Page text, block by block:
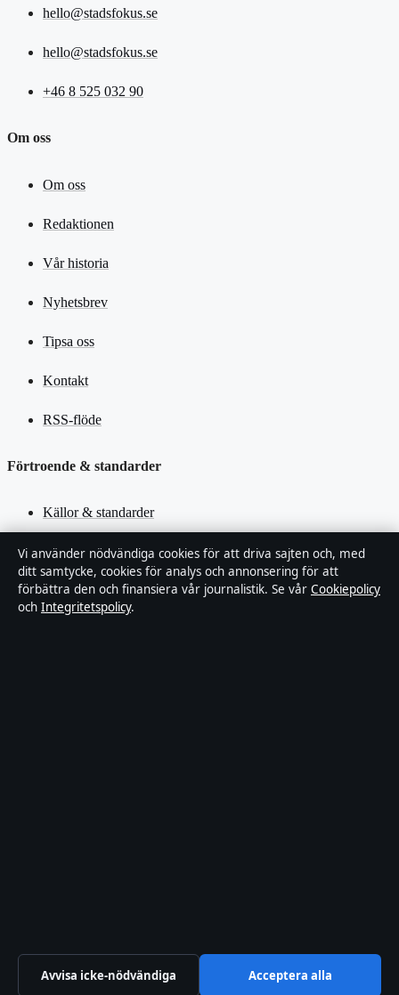
hello@stadsfokus.se
hello@stadsfokus.se
+46 8 525 032 90
Om oss
Om oss
Redaktionen
Vår historia
Nyhetsbrev
Tipsa oss
Kontakt
RSS-flöde
Förtroende & standarder
Källor & standarder
Redaktionell policy
Rättelsepolicy
Vi använder nödvändiga cookies för att driva sajten och, med
ditt samtycke, cookies för analys och annonsering för att
förbättra den och finansiera vår journalistik. Se vår Cookiepolicy
och Integritetspolicy.
Avvisa icke-nödvändiga Acceptera alla
WorldRSS